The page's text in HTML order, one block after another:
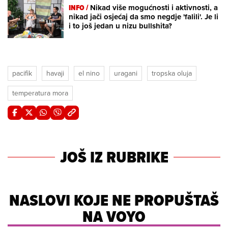
INFO /Nikad više mogućnosti i aktivnosti, a
nikad jači osjećaj da smo negdje 'falili'. Je li
i to još jedan u nizu bullshita?
pacifik havaji el nino uragani
tropska oluja
temperatura mora
JOŠ IZ RUBRIKE
NASLOVI KOJE NE PROPUŠTAŠ
NA VOYO